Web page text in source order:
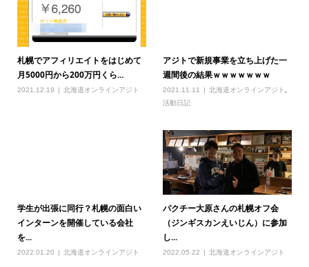
札幌でアフィリエイトをはじめて
月5000円から200万円くら...
2021.12.19 北海道オンラインアジト
アジトで新規事業を立ち上げた一
週間後の結果ｗｗｗｗｗｗｗ
2021.11.11 北海道オンラインアジト ,
活動日記
学生が出張に同行？札幌の面白い
インターンを開催している会社
を...
2022.01.20 北海道オンラインアジト
パクチー大原さんの札幌オフ会
（ジンギスカンえいじん）に参加
し...
2022.05.22 北海道オンラインアジト